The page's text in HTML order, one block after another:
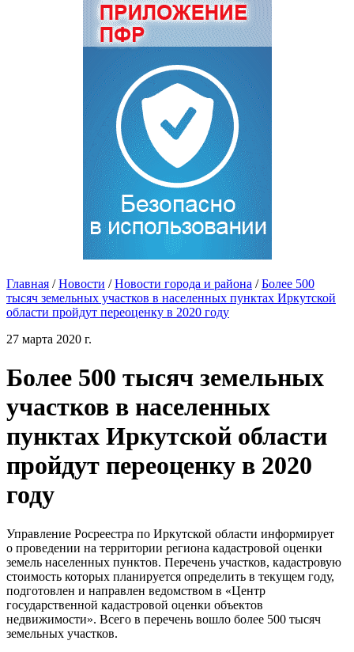
Главная / Новости / Новости города и района / Более 500
тысяч земельных участков в населенных пунктах Иркутской
области пройдут переоценку в 2020 году
27 марта 2020 г.
Более 500 тысяч земельных
участков в населенных
пунктах Иркутской области
пройдут переоценку в 2020
году
Управление Росреестра по Иркутской области информирует
о проведении на территории региона кадастровой оценки
земель населенных пунктов. Перечень участков, кадастровую
стоимость которых планируется определить в текущем году,
подготовлен и направлен ведомством в «Центр
государственной кадастровой оценки объектов
недвижимости». Всего в перечень вошло более 500 тысяч
земельных участков.